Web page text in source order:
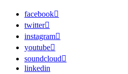
facebook
twitter
instagram
youtube
soundcloud
linkedin